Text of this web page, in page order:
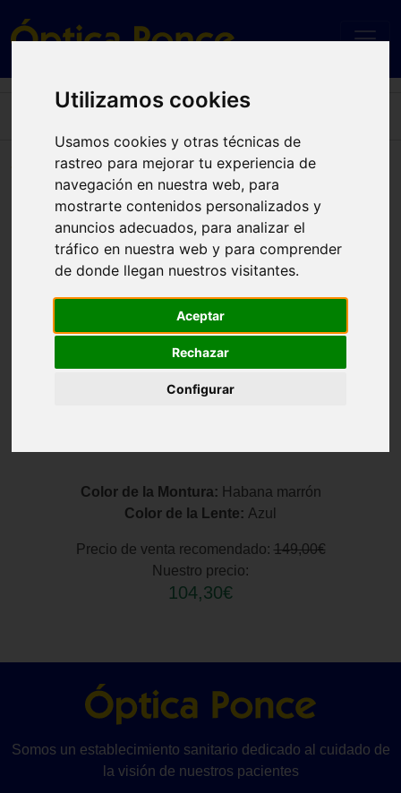
Utilizamos cookies
Usamos cookies y otras técnicas de
rastreo para mejorar tu experiencia de
navegación en nuestra web, para
mostrarte contenidos personalizados y
anuncios adecuados, para analizar el
tráfico en nuestra web y para comprender
de donde llegan nuestros visitantes.
Aceptar
Rechazar
Configurar
TH 2267/S 086 (KU) 51
Color de la Montura: Habana marrón
Color de la Lente: Azul
Precio de venta recomendado: 149,00€
Nuestro precio:
104,30€
Somos un establecimiento sanitario dedicado al cuidado de
la visión de nuestros pacientes